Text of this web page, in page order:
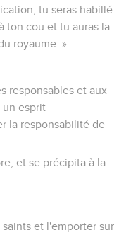
tu seras habillé
ton cou et tu auras la
royaume. »
responsables et aux
un esprit
la responsabilité de
et se précipita à la
et l'emporter sur